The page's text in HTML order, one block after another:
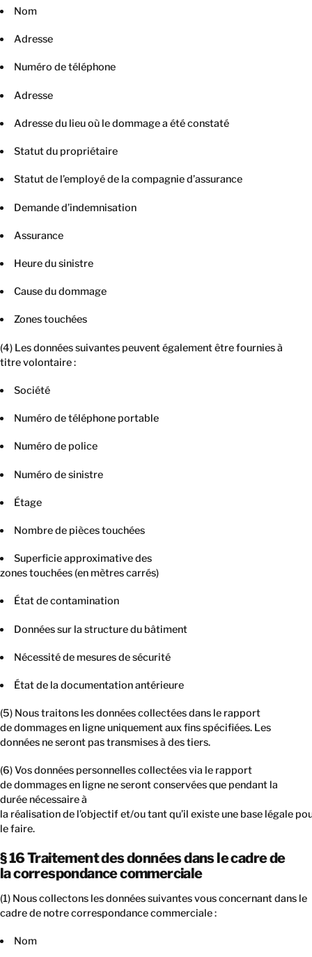
Nom
Adresse
Numéro de téléphone
Adresse
Adresse du lieu où le dommage a été constaté
Statut du propriétaire
Statut de l’employé de la compagnie d’assurance
Demande d’indemnisation
Assurance
Heure du sinistre
Cause du dommage
Zones touchées
(4) Les données suivantes peuvent également être fournies à
titre volontaire :
Société
Numéro de téléphone portable
Numéro de police
Numéro de sinistre
Étage
Nombre de pièces touchées
Superficie approximative des
zones touchées (en mètres carrés)
État de contamination
Données sur la structure du bâtiment
Nécessité de mesures de sécurité
État de la documentation antérieure
(5) Nous traitons les données collectées dans le rapport
de dommages en ligne uniquement aux fins spécifiées. Les
données ne seront pas transmises à des tiers.
(6) Vos données personnelles collectées via le rapport
de dommages en ligne ne seront conservées que pendant la
durée nécessaire à
la réalisation de l’objectif et/ou tant qu’il existe une base légale
le faire.
§ 16 Traitement des données dans le cadre de
la correspondance commerciale
(1) Nous collectons les données suivantes vous concernant dans le
cadre de notre correspondance commerciale :
Nom